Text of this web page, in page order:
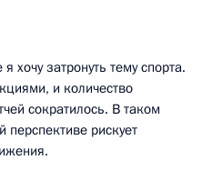
хочу затронуть тему спорта.
и количество
сократилось. В таком
рискует